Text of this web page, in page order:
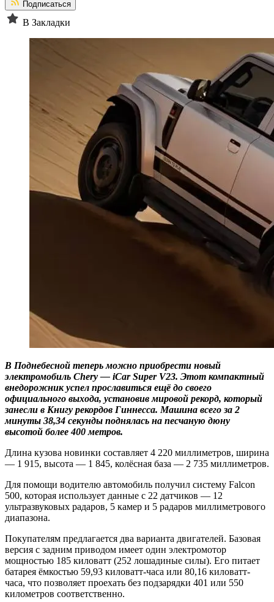
Подписаться
В Закладки
В Поднебесной теперь можно приобрести новый
электромобиль Chery — iCar Super V23. Этот компактный
внедорожник успел прославиться ещё до своего
официального выхода, установив мировой рекорд, который
занесли в Книгу рекордов Гиннесса. Машина всего за 2
минуты 38,34 секунды поднялась на песчаную дюну
высотой более 400 метров.
Длина кузова новинки составляет 4 220 миллиметров, ширина
— 1 915, высота — 1 845, колёсная база — 2 735 миллиметров.
Для помощи водителю автомобиль получил систему Falcon
500, которая использует данные с 22 датчиков — 12
ультразвуковых радаров, 5 камер и 5 радаров миллиметрового
диапазона.
Покупателям предлагается два варианта двигателей. Базовая
версия с задним приводом имеет один электромотор
мощностью 185 киловатт (252 лошадиные силы). Его питает
батарея ёмкостью 59,93 киловатт-часа или 80,16 киловатт-
часа, что позволяет проехать без подзарядки 401 или 550
километров соответственно.